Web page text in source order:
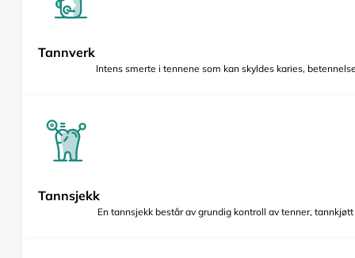
Tannverk
Intens smerte i tennene som kan skyldes karies,
Tannsjekk
En tannsjekk består av grundig kontroll av tenner,